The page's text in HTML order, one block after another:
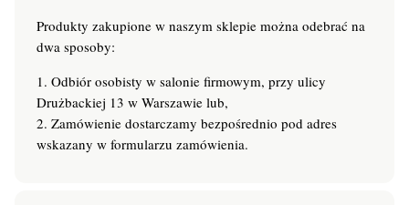
Produkty zakupione w naszym sklepie można odebrać na
dwa sposoby:
1. Odbiór osobisty w salonie firmowym, przy ulicy
Drużbackiej 13 w Warszawie lub,
2. Zamówienie dostarczamy bezpośrednio pod adres
wskazany w formularzu zamówienia.